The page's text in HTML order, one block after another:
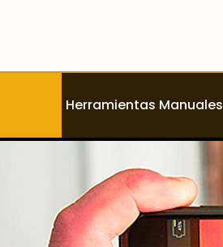
Herramientas Manuales